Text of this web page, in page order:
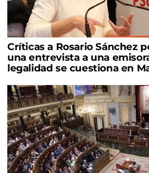
Críticas a Rosario Sánchez
una entrevista a una
legalidad se cuestiona en